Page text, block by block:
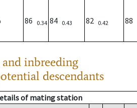
86 0.34 84 0.43 82 0.42 88
inbreeding
descendants
of mating station